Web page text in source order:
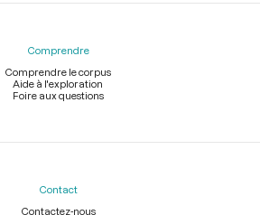
Comprendre
Comprendre le corpus
Aide à l'exploration
Foire aux questions
Contact
Contactez-nous